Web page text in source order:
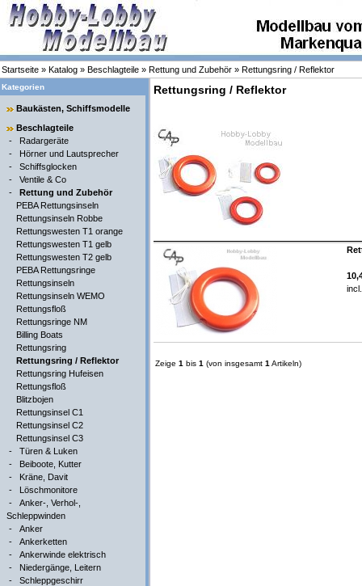
Startseite » Katalog » Beschlagteile » Rettung und Zubehör » Rettungsring / Reflektor
Kategorien
Baukästen, Schiffsmodelle
Beschlagteile
- Radargeräte
- Hörner und Lautsprecher
- Schiffsglocken
- Ventile & Co
- Rettung und Zubehör
PEBA Rettungsinseln
Rettungsinseln Robbe
Rettungswesten T1 orange
Rettungswesten T1 gelb
Rettungswesten T2 gelb
PEBA Rettungsringe
Rettungsinseln
Rettungsinseln WEMO
Rettungsfloß
Rettungsringe NM
Billing Boats
Rettungsring
Rettungsring / Reflektor
Rettungsring Hufeisen
Rettungsfloß
Blitzbojen
Rettungsinsel C1
Rettungsinsel C2
Rettungsinsel C3
- Türen & Luken
- Beiboote, Kutter
- Kräne, Davit
- Löschmonitore
- Anker-, Verhol-,
Schleppwinden
- Anker
- Ankerketten
- Ankerwinde elektrisch
- Niedergänge, Leitern
- Schleppgeschirr
Rettungsring / Reflektor
Zeige 1 bis 1 (von insgesamt 1 Artikeln)